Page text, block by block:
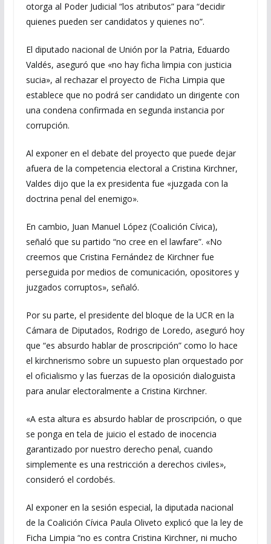
otorga al Poder Judicial “los atributos” para “decidir
quienes pueden ser candidatos y quienes no”.
El diputado nacional de Unión por la Patria, Eduardo
Valdés, aseguró que «no hay ficha limpia con justicia
sucia», al rechazar el proyecto de Ficha Limpia que
establece que no podrá ser candidato un dirigente con
una condena confirmada en segunda instancia por
corrupción.
Al exponer en el debate del proyecto que puede dejar
afuera de la competencia electoral a Cristina Kirchner,
Valdes dijo que la ex presidenta fue «juzgada con la
doctrina penal del enemigo».
En cambio, Juan Manuel López (Coalición Cívica),
señaló que su partido “no cree en el lawfare”. «No
creemos que Cristina Fernández de Kirchner fue
perseguida por medios de comunicación, opositores y
juzgados corruptos», señaló.
Por su parte, el presidente del bloque de la UCR en la
Cámara de Diputados, Rodrigo de Loredo, aseguró hoy
que “es absurdo hablar de proscripción” como lo hace
el kirchnerismo sobre un supuesto plan orquestado por
el oficialismo y las fuerzas de la oposición dialoguista
para anular electoralmente a Cristina Kirchner.
«A esta altura es absurdo hablar de proscripción, o que
se ponga en tela de juicio el estado de inocencia
garantizado por nuestro derecho penal, cuando
simplemente es una restricción a derechos civiles»,
consideró el cordobés.
Al exponer en la sesión especial, la diputada nacional
de la Coalición Cívica Paula Oliveto explicó que la ley de
Ficha Limpia “no es contra Cristina Kirchner, ni mucho